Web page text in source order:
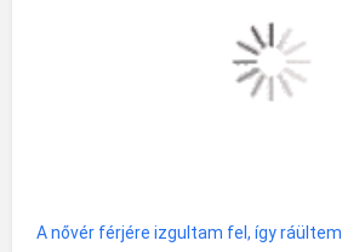
A nővér férjére izgultam fel, így ráültem